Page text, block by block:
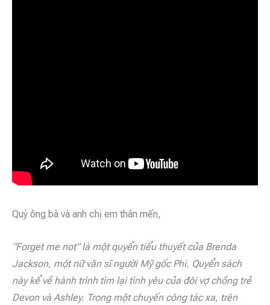
Quý ông bà và anh chị em thân mến,
“Forget me not” là một quyển tiểu thuyết của Brenda
Jackson, một nữ văn sĩ người Mỹ gốc Phi. Quyển sách
này kể về hành trình tìm lại tình yêu của đôi vợ chồng trẻ
Devon và Ashley. Trong một chuyến công tác xa, trên